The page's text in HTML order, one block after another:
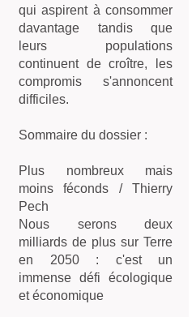
qui aspirent à consommer
davantage tandis que
leurs populations
continuent de croître, les
compromis s'annoncent
difficiles.
Sommaire du dossier :
Plus nombreux mais
moins féconds / Thierry
Pech
Nous serons deux
milliards de plus sur Terre
en 2050 : c'est un
immense défi écologique
et économique